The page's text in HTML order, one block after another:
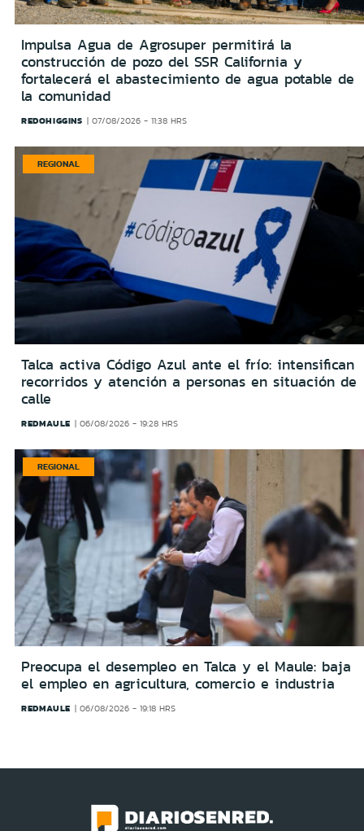
Impulsa Agua de Agrosuper permitirá la
construcción de pozo del SSR California y
fortalecerá el abastecimiento de agua potable de
la comunidad
REDOHIGGINS 07/08/2026 - 11:38 HRS
REGIONAL
Talca activa Código Azul ante el frío: intensifican
recorridos y atención a personas en situación de
calle
REDMAULE 06/08/2026 - 19:28 HRS
REGIONAL
Preocupa el desempleo en Talca y el Maule: baja
el empleo en agricultura, comercio e industria
REDMAULE 06/08/2026 - 19:18 HRS